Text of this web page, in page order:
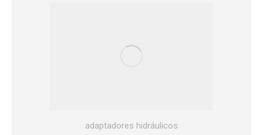
adaptadores hidráulicos